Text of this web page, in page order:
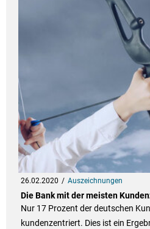
26.02.2020 Auszeichnungen
Die Bank mit der meisten
Nur 17 Prozent der deutschen
kundenzentriert. Dies ist ein